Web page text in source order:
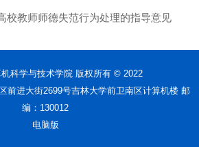
校教师师德失范行为处理的指导意见
科学与技术学院 版权所有 © 2022
前进大街2699号吉林大学前卫南区计算机楼 邮
编：130012
电脑版